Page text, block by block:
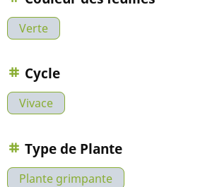
Verte
Cycle
Vivace
Type de Plante
Plante grimpante